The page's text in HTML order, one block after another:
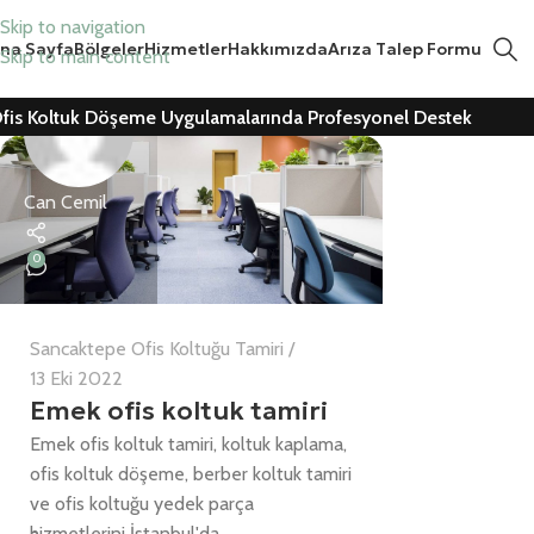
Skip to navigation
Skip to main content
SayfaBölgelerHizmetlerHakkımızdaArıza Talep Formu
Koltuk Döşeme Uygulamalarında Profesyonel Destek
Can Cemil
0
Sancaktepe Ofis Koltuğu Tamiri
13 Eki 2022
Emek ofis koltuk tamiri
Emek ofis koltuk tamiri, koltuk kaplama,
ofis koltuk döşeme, berber koltuk tamiri
ve ofis koltuğu yedek parça